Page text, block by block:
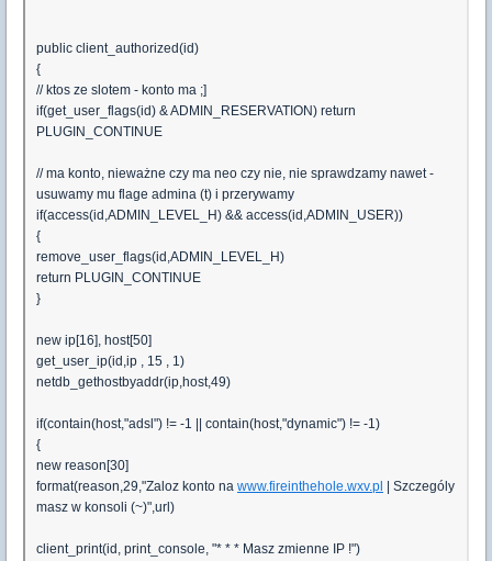
public client_authorized(id)
{
// ktos ze slotem - konto ma ;]
if(get_user_flags(id) & ADMIN_RESERVATION) return
PLUGIN_CONTINUE
// ma konto, nieważne czy ma neo czy nie, nie sprawdzamy nawet -
usuwamy mu flage admina (t) i przerywamy
if(access(id,ADMIN_LEVEL_H) && access(id,ADMIN_USER))
{
remove_user_flags(id,ADMIN_LEVEL_H)
return PLUGIN_CONTINUE
}
new ip[16], host[50]
get_user_ip(id,ip , 15 , 1)
netdb_gethostbyaddr(ip,host,49)
if(contain(host,"adsl") != -1 || contain(host,"dynamic") != -1)
{
new reason[30]
format(reason,29,"Zaloz konto na www.fireinthehole.wxv.pl
| Szczególy
masz w konsoli (~)",url)
client_print(id, print_console, "* * * Masz zmienne IP !")